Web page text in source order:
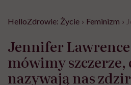
HelloZdrowie: Życie › Feminizm ›
Jennifer
mówimy
nazywają nas